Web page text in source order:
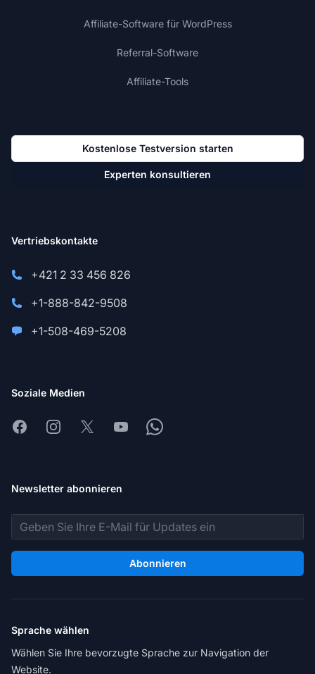
Affiliate-Software für WordPress
Referral-Software
Affiliate-Tools
Kostenlose Testversion starten
Experten konsultieren
Vertriebskontakte
+421 2 33 456 826
+1-888-842-9508
+1-508-469-5208
Soziale Medien
FacebookInstagram
X YoutubeWhatsapp
Newsletter abonnieren
E-Mail-Adresse
Abonnieren
Sprache wählen
Wählen Sie Ihre bevorzugte Sprache zur Navigation der
Website.